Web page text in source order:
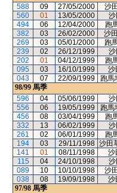
588
09 27/05/2000 沙
560
01 13/05/2000 沙
494
06 12/04/2000 跑
382
03 26/02/2000 沙
269
03 05/01/2000 跑
239
02 26/12/1999 沙
202
01 04/12/1999 跑
095
03 16/10/1999 沙
043
07 22/09/1999 跑馬
98/99 馬季
596
04 05/06/1999 沙
556
06 19/05/1999 跑馬
456
08 03/04/1999 跑
332
13 06/02/1999 沙
261
02 06/01/1999 跑
194
03 29/11/1998 沙田
141
01 08/11/1998 沙
115
04 24/10/1998 沙
089
10 10/10/1998 沙
038
08 19/09/1998 沙
97/98 馬季